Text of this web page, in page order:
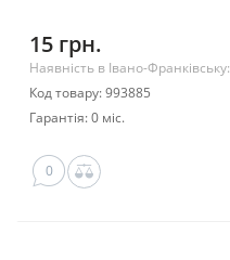
15 грн.
Наявність в Івано-Франківську:
Код товару: 993885
Гарантія: 0 міс.
0